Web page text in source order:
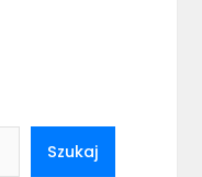
Szukaj